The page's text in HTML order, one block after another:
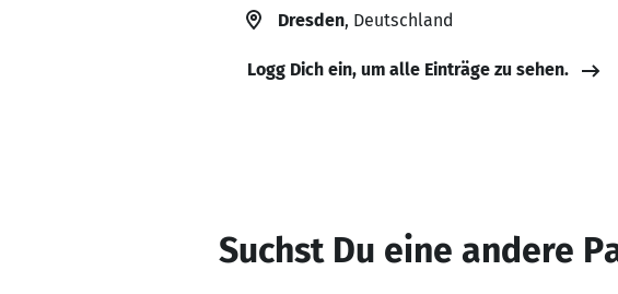
Dresden, Deutschland
Logg Dich ein, um alle Einträge zu sehen.
Suchst Du eine andere